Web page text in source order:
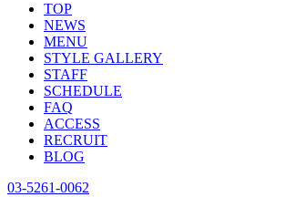
TOP
NEWS
MENU
STYLE GALLERY
STAFF
SCHEDULE
FAQ
ACCESS
RECRUIT
BLOG
03-5261-0062